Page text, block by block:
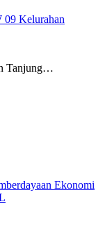
09 Kelurahan
Tanjung…
Ekonomi